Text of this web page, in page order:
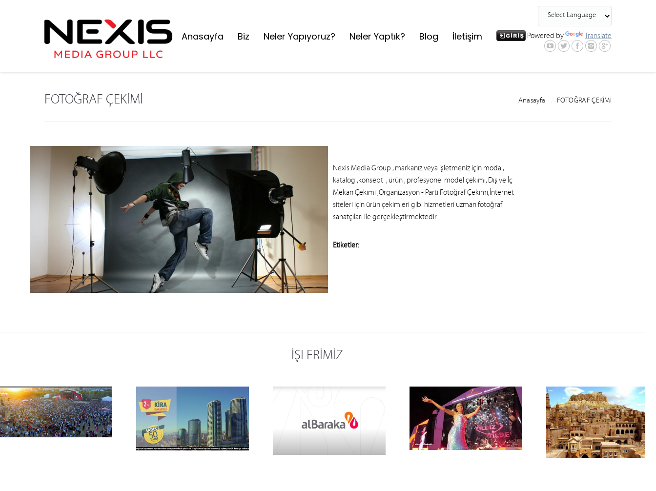
Anasayfa Biz Neler Yapıyoruz? Neler Yaptık? Blog İletişim Powered by Translate
FOTOĞRAF ÇEKİMİ Anasayfa FOTOĞRAF ÇEKİMİ
Nexis Media Group, markanız veya işletmeniz için moda ,
katalog ,konsept , ürün , profesyonel model çekimi, Dış ve İç
Mekan Çekimi ,Organizasyon - Parti Fotoğraf Çekimi,İnternet
siteleri için ürün çekimleri gibi hizmetleri uzman fotoğraf
sanatçıları ile gerçekleştirmektedir.
Etiketler:
İŞLERİMİZ